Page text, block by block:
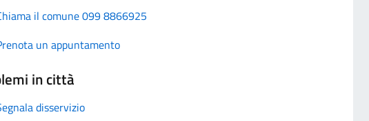
il comune 099 8866925
un appuntamento
in città
disservizio